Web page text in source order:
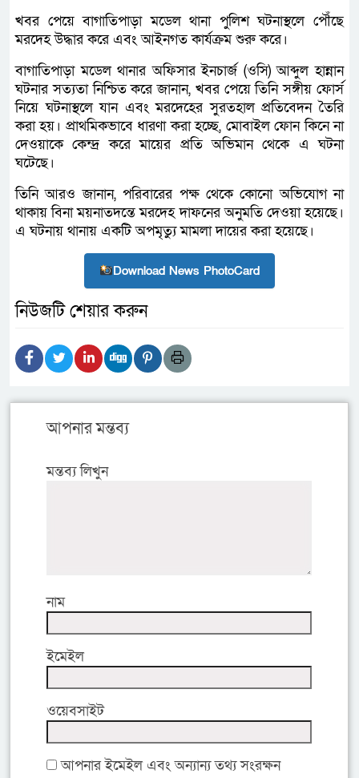
খবর পেয়ে বাগাতিপাড়া মডেল থানা পুলিশ ঘটনাস্থলে পৌঁছে
মরদেহ উদ্ধার করে এবং আইনগত কার্যক্রম শুরু করে।
বাগাতিপাড়া মডেল থানার অফিসার ইনচার্জ (ওসি) আব্দুল হান্নান
ঘটনার সত্যতা নিশ্চিত করে জানান, খবর পেয়ে তিনি সঙ্গীয় ফোর্স
নিয়ে ঘটনাস্থলে যান এবং মরদেহের সুরতহাল প্রতিবেদন তৈরি
করা হয়। প্রাথমিকভাবে ধারণা করা হচ্ছে, মোবাইল ফোন কিনে না
দেওয়াকে কেন্দ্র করে মায়ের প্রতি অভিমান থেকে এ ঘটনা
ঘটেছে।
তিনি আরও জানান, পরিবারের পক্ষ থেকে কোনো অভিযোগ না
থাকায় বিনা ময়নাতদন্তে মরদেহ দাফনের অনুমতি দেওয়া হয়েছে।
এ ঘটনায় থানায় একটি অপমৃত্যু মামলা দায়ের করা হয়েছে।
Download News PhotoCard
নিউজটি শেয়ার করুন
আপনার মন্তব্য
মন্তব্য লিখুন
নাম
ইমেইল
ওয়েবসাইট
আপনার ইমেইল এবং অন্যান্য তথ্য সংরক্ষন